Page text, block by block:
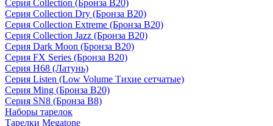
Серия Collection (Бронза B20)
Серия Collection Dry (Бронза B20)
Серия Collection Extreme (Бронза B20)
Серия Collection Jazz (Бронза B20)
Серия Dark Moon (Бронза B20)
Серия FX Series (Бронза B20)
Серия H68 (Латунь)
Серия Listen (Low Volume Тихие сетчатые)
Серия Ming (Бронза B20)
Серия SN8 (Бронза B8)
Наборы тарелок
Тарелки Megatone